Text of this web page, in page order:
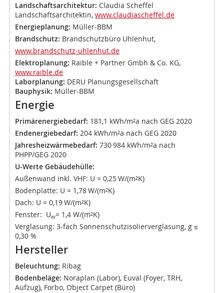
Landschaftsarchitektur: Claudia Scheffel
Landschaftsarchitektin, www.claudiascheffel.de
Energieplanung: Müller-BBM
Brandschutz: Brandschutzbüro Uhlenhut,
www.brandschutz-uhlenhut.de
Elektroplanung: Raible + Partner Gmbh & Co. KG,
www.raible.de
Laborplanung: DERU Planungsgesellschaft
Bauphysik: Müller-BBM
Energie
Primärenergiebedarf: 181,1 kWh/m²a nach GEG 2020
Endenergiebedarf: 204 kWh/m²a nach GEG 2020
Jahresheizwärmebedarf: 730 984 kWh/m²a nach
PHPP/GEG 2020
U-Werte Gebäudehülle:
Außenwand inkl. VHF: U = 0,25 W/(m²K)
Bodenplatte: U = 1,78 W/(m²K)
Dach: U = 0,19 W/(m²K)
Fenster: Uw= 1,4 W/(m²K)
Verglasung: 3-fach Sonnenschutzisolierverglasung, g ≤
0,30 %
Hersteller
Beleuchtung: Ribag
Bodenbeläge: Noraplan (Labor), Euval (Foyer, TRH,
Aufzug), Forbo, Object Carpet (Büro)